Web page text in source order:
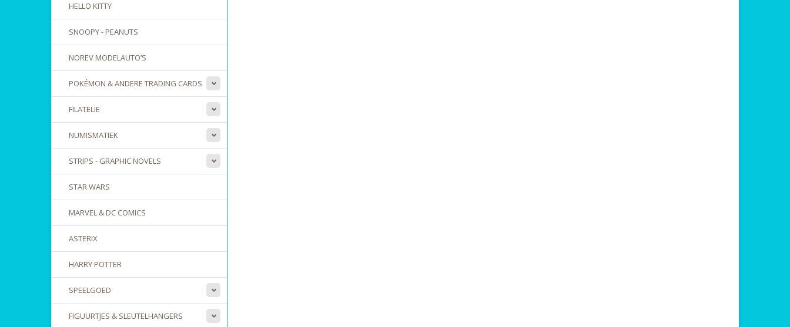
HELLO KITTY
SNOOPY - PEANUTS
NOREV MODELAUTO’S
POKÉMON & ANDERE TRADING CARDS
FILATELIE
NUMISMATIEK
STRIPS - GRAPHIC NOVELS
STAR WARS
MARVEL & DC COMICS
ASTERIX
HARRY POTTER
SPEELGOED
FIGUURTJES & SLEUTELHANGERS